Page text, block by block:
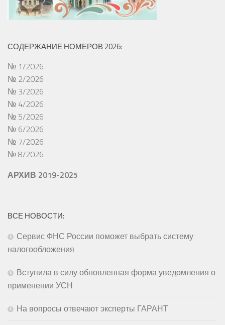
СОДЕРЖАНИЕ НОМЕРОВ 2026:
№ 1/2026
№ 2/2026
№ 3/2026
№ 4/2026
№ 5/2026
№ 6/2026
№ 7/2026
№ 8/2026
АРХИВ 2019-2025
ВСЕ НОВОСТИ:
Сервис ФНС России поможет выбрать систему
налогообложения
Вступила в силу обновленная форма уведомления о
применении УСН
На вопросы отвечают эксперты ГАРАНТ